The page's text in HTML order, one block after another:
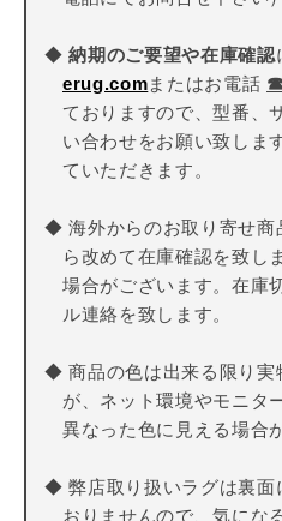
◆納期のご要望や在庫確認
erug.comまたはお電話
ておりますので、型番、
い合わせをお願い致しま
ていただきます。
◆ 海外からのお取り寄せ商
ら改めて在庫確認を致し
場合がございます。在庫
ル連絡を致します。
◆ 商品の色は出来る限り実
が、ネット環境やモニタ
異なった色に見える場合
◆ 弊店取り扱いラグは裏面
おりませんので、気にな